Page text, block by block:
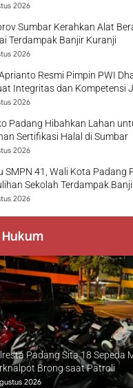
2026
Sumbar Kerahkan Alat
Terdampak Banjir Kuranji
2026
Resmi Pimpin PWI
Integritas dan Kompetensi
2026
Padang Hibahkan Lahan
Sertifikasi Halal di Sumbar
2026
SMPN 41, Wali Kota Padang
Sekolah Terdampak
2026
Hukum
Padang Sita 18 Sepeda
Brong saat Patroli
2026